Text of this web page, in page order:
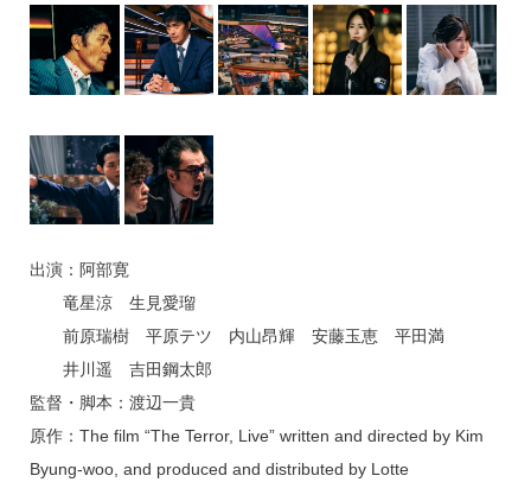
出演：阿部寛
竜星涼 生見愛瑠
前原瑞樹 平原テツ 内山昂輝 安藤玉恵 平田満
井川遥 吉田鋼太郎
監督・脚本：渡辺一貴
原作：The film “The Terror, Live” written and directed by Kim
Byung-woo, and produced and distributed by Lotte